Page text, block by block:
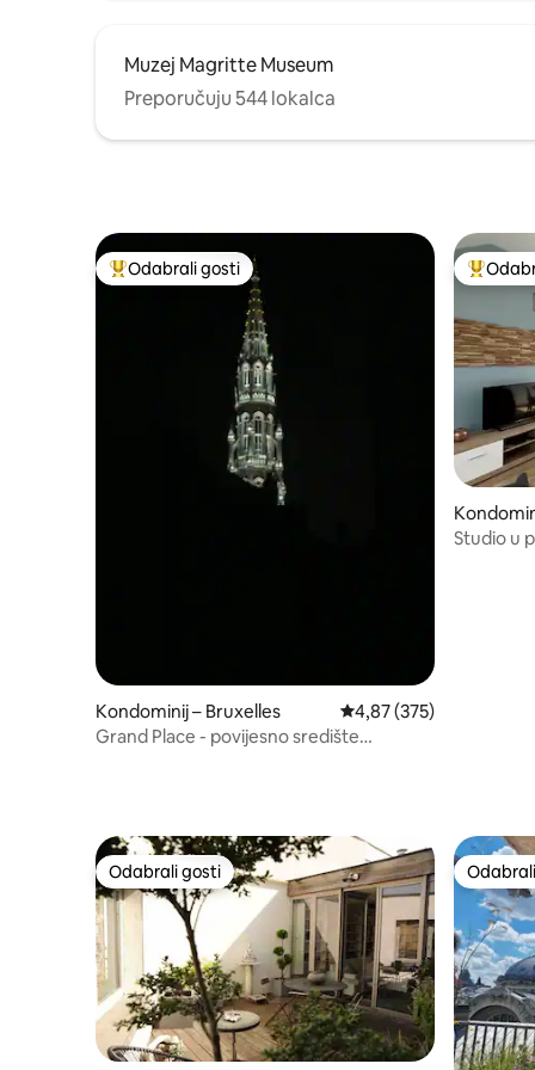
Muzej Magritte Museum
Preporučuju 544 lokalca
Među najviše rangiranima s oznakom „Odabrali gosti”
Odabrali gosti
Kondominij – Bruxelles Prosječna ocjena: 4,87/
4,87 (375)
Grand Place - povijesno središte
Među
Studio u
Odabrali gosti
Odabrali gosti